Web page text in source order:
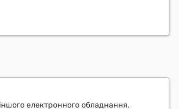
електронного обладнання.